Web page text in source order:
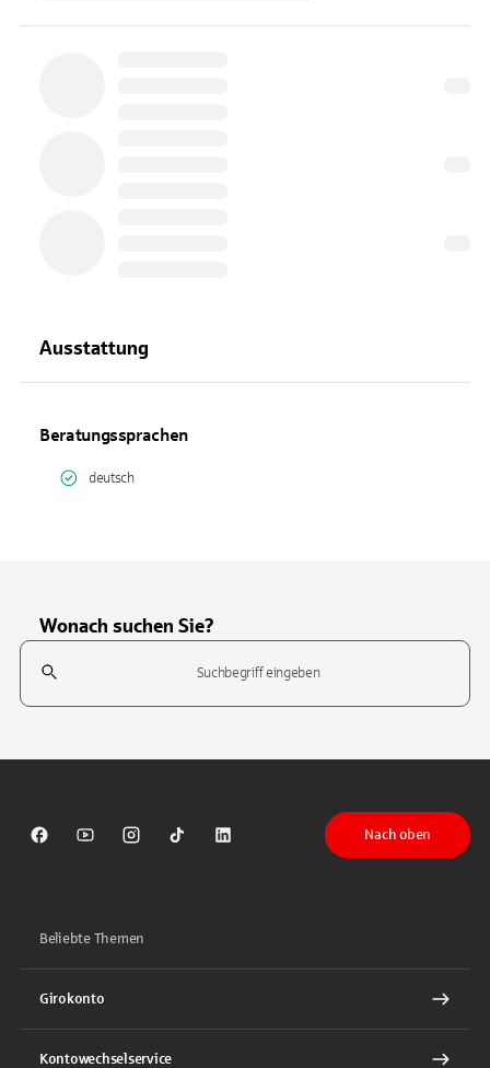
Ausstattung
Beratungssprachen
deutsch
Wonach suchen Sie?
Suchfeld
Sparkasse auf Facebook
Sparkasse auf Youtube
Sparkasse auf Instagram
Sparkasse auf TikTok
Sparkasse auf LinkedIn
Nach oben
Beliebte Themen
Girokonto
Kontowechselservice